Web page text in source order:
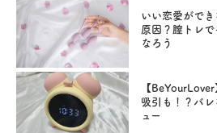
いい恋愛がで
原因？膣トレ
なろう
【
吸引も！？バ
ュー